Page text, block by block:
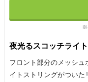
※
夜光るスコッチライ
フロント部分のメッシュ
イトストリングがついた